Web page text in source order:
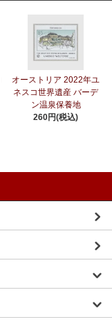
オーストリア 2022年ユ
ネスコ世界遺産 バーデ
ン温泉保養地
260円(税込)